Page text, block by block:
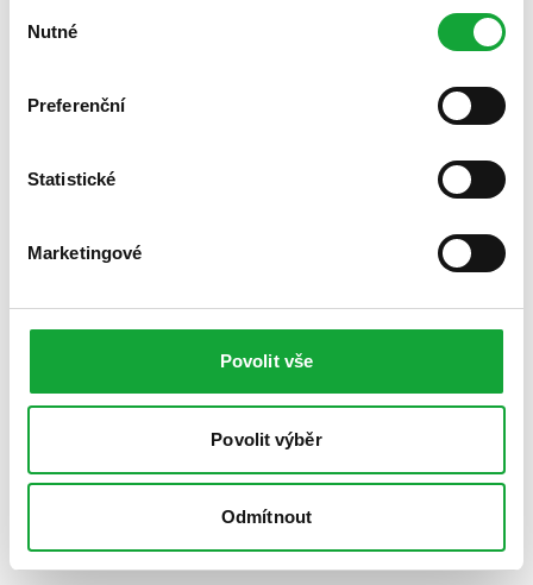
souhlasu
Nutné
Preferenční
Statistické
Marketingové
Povolit vše
Povolit výběr
Odmítnout